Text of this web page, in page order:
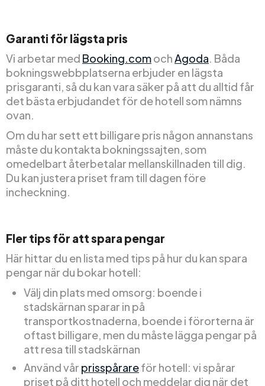
Garanti för lägsta pris
Vi arbetar med Booking.comochAgoda. Båda
bokningswebbplatserna erbjuder en lägsta
prisgaranti, så du kan vara säker på att du alltid får
det bästa erbjudandet för de hotell som nämns
ovan.
Om du har sett ett billigare pris någon annanstans
måste du kontakta bokningssajten, som
omedelbart återbetalar mellanskillnaden till dig.
Du kan justera priset fram till dagen före
incheckning.
Fler tips för att spara pengar
Här hittar du en lista med tips på hur du kan spara
pengar när du bokar hotell:
Välj din plats med omsorg: boende i
stadskärnan sparar in på
transportkostnaderna, boende i förorterna är
oftast billigare, men du måste lägga pengar på
att resa till stadskärnan
Använd vår prisspårareför hotell: vi spårar
priset på ditt hotell och meddelar dig när det